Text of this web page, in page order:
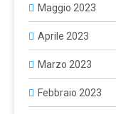
Maggio 2023
Aprile 2023
Marzo 2023
Febbraio 2023